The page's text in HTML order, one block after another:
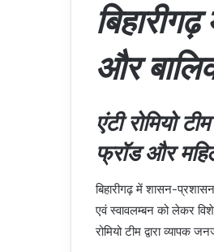
और
एंटी रोमियो
फ्रॉड और
बिहारीगढ़ में शासन-
एवं स्वावलम्बन को लेकर
रोमियो टीम द्वारा व्यापक